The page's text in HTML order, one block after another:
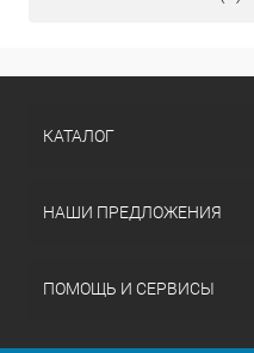
КАТАЛОГ
НАШИ ПРЕДЛОЖЕНИЯ
ПОМОЩЬ И СЕРВИСЫ